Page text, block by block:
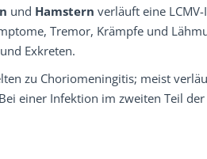
und Hamstern verläuft eine
Tremor, Krämpfe und
Exkreten.
zu Choriomeningitis; meist
einer Infektion im zweiten Teil